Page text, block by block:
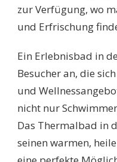
zur Verfügung, wo
und Erfrischung
Ein Erlebnisbad in
Besucher an, die
und
nicht nur
Das Thermalbad in
seinen warmen,